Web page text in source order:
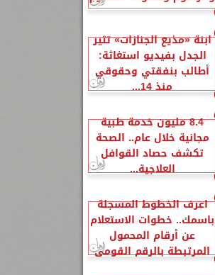
ابنة «مذيع الجنازات» تثير
الجدل بفيديو استغاثة:
أطالب بنفقتي وحقوقي
منذ 14...
8.4 مليون خدمة طبية
مجانية خلال عام.. الصحة
تكشف حصاد القوافل
العلاجية...
اعرف الخطوط المسجلة
باسمك.. خطوات الاستعلام
عن أرقام المحمول
المرتبطة بالرقم القومي